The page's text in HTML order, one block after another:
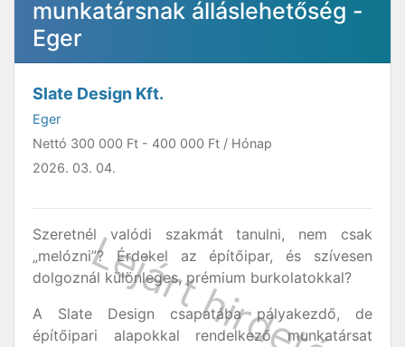
munkatársnak álláslehetőség -
Eger
Slate Design Kft.
Eger
Nettó 300 000 Ft - 400 000 Ft / Hónap
2026. 03. 04.
Szeretnél valódi szakmát tanulni, nem csak
„melózni”? Érdekel az építőipar, és szívesen
dolgoznál különleges, prémium burkolatokkal?
A Slate Design csapatába pályakezdő, de
építőipari alapokkal rendelkező munkatársat